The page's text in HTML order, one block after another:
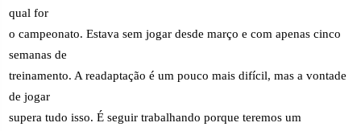
qual for
o campeonato. Estava sem jogar desde março e com apenas cinco
semanas de
treinamento. A readaptação é um pouco mais difícil, mas a vontade
de jogar
supera tudo isso. É seguir trabalhando porque teremos um